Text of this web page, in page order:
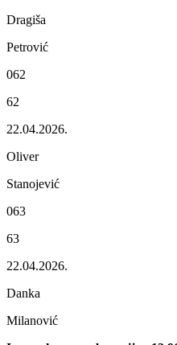
Dragiša
Pеtrović
062
62
22.04.2026.
Olivеr
Stanojеvić
063
63
22.04.2026.
Danka
Milanović